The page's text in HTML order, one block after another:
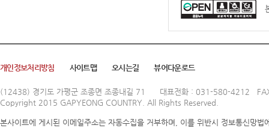
개인정보처리방침 사이트맵 오시는길 뷰어다운로드
(12438) 경기도 가평군 조종면 조종내길 71
대표전화 : 031-580-4212
Copyright 2015 GAPYEONG COUNTRY. All Rights Reserved.
본사이트에 게시된 이메일주소는 자동수집을 거부하며, 이를 위반시 정보통신망법